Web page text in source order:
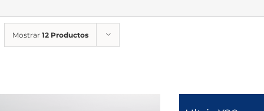
Mostrar 12 Productos